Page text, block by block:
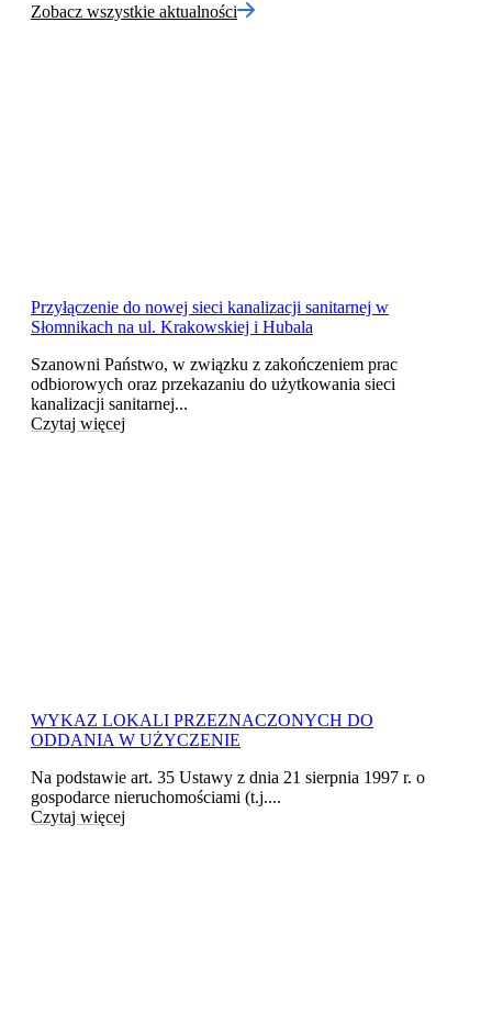
Zobacz wszystkie aktualności
Przyłączenie do nowej sieci kanalizacji sanitarnej w
Słomnikach na ul. Krakowskiej i Hubala
Szanowni Państwo, w związku z zakończeniem prac
odbiorowych oraz przekazaniu do użytkowania sieci
kanalizacji sanitarnej...
Czytaj więcej
WYKAZ LOKALI PRZEZNACZONYCH DO
ODDANIA W UŻYCZENIE
Na podstawie art. 35 Ustawy z dnia 21 sierpnia 1997 r. o
gospodarce nieruchomościami (t.j....
Czytaj więcej